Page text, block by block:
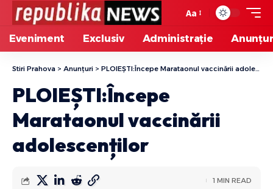
Aa
Eveniment Exclusiv Administrație
Stiri Prahova > Anunțuri > PLOIEȘTI:Începe Marataonul vaccinării adolescenților
PLOIEȘTI:Începe
Marataonul vaccinării
adolescenților
1 MIN READ